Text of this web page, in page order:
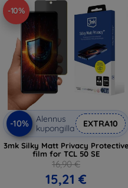
-10%
-10%
Alennus
kupongilla
EXTRA10
3mk Silky Matt Privacy Protective
film for TCL 50 SE
16,90 €
15,21 €